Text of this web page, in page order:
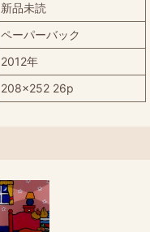
新品未読
ペーパーバック
2012年
208x252 26p